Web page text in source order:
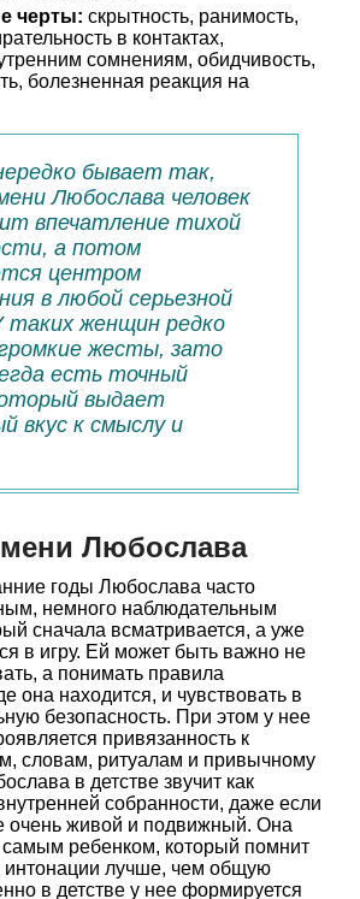
черты: скрытность, ранимость,
в контактах,
сомнениям, обидчивость,
болезненная реакция на
бывает так,
Любослава человек
впечатление тихой
а потом
центром
в любой серьезной
таких женщин редко
жесты, зато
есть точный
выдает
вкус к смыслу и
Любослава
годы Любослава часто
немного наблюдательным
сначала всматривается, а уже
в игру. Ей может быть важно не
а понимать правила
она находится, и чувствовать в
безопасность. При этом у нее
привязанность к
словам, ритуалам и привычному
в детстве звучит как
собранности, даже если
очень живой и подвижный. Она
ребенком, который помнит
интонации лучше, чем общую
в детстве у нее формируется